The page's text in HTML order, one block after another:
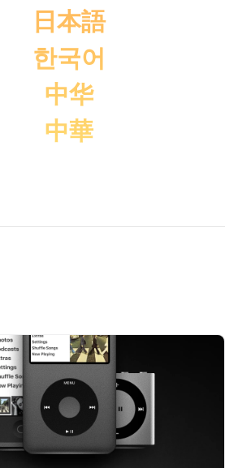
日本語
한국어
中华
中華